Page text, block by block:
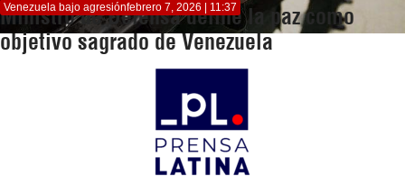
Venezuela bajo agresiónfebrero 7, 2026 | 11:37
Ministro de Defensa define la paz como
objetivo sagrado de Venezuela